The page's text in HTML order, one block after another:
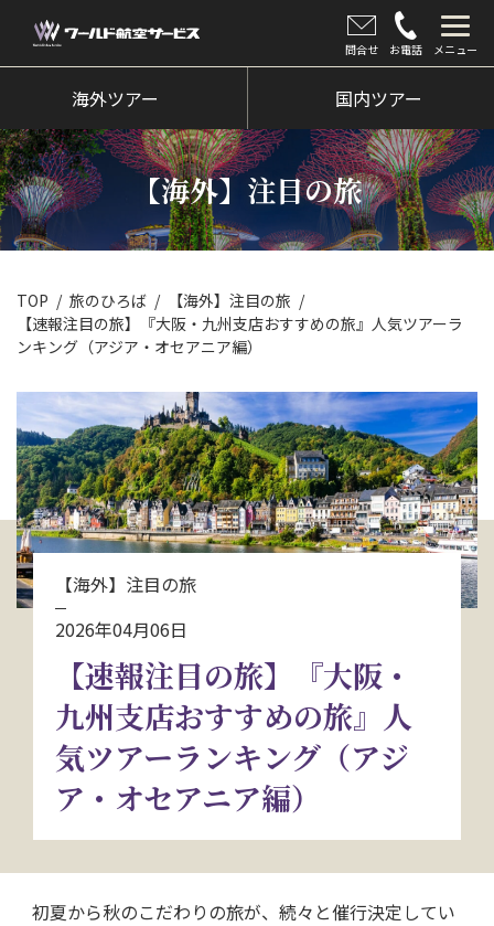
問合せ お電話 メニュー
海外ツアー
国内ツアー
クルーズツアー
ツアー催行状況
旅のひろば
イベント
新着情報
会社情報
お問い合わせ
電話にてお問い合わせ
海外ツアー 国内ツアー
【海外】注目の旅
TOP 旅のひろば
【海外】注目の旅
【速報注目の旅】『大阪・九州支店おすすめの旅』人気ツアーラ
ンキング（アジア・オセアニア編）
【海外】注目の旅
2026年04月06日
【速報注目の旅】『大阪・
九州支店おすすめの旅』人
気ツアーランキング（アジ
ア・オセアニア編）
初夏から秋のこだわりの旅が、続々と催行決定してい